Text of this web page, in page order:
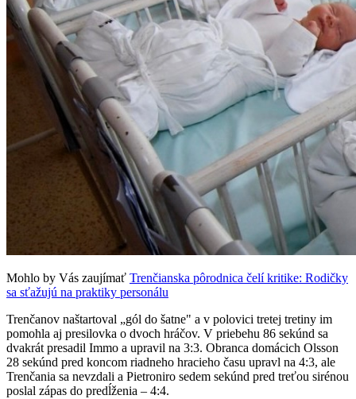
Mohlo by Vás zaujímať Trenčianska pôrodnica čelí kritike: Rodičky
sa sťažujú na praktiky personálu
Trenčanov naštartoval „gól do šatne" a v polovici tretej tretiny im
pomohla aj presilovka o dvoch hráčov. V priebehu 86 sekúnd sa
dvakrát presadil Immo a upravil na 3:3. Obranca domácich Olsson
28 sekúnd pred koncom riadneho hracieho času upravl na 4:3, ale
Trenčania sa nevzdali a Pietroniro sedem sekúnd pred treťou sirénou
poslal zápas do predĺženia – 4:4.